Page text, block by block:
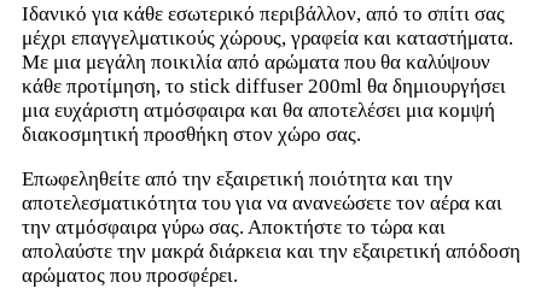
Ιδανικό για κάθε εσωτερικό περιβάλλον, από το σπίτι σας
μέχρι επαγγελματικούς χώρους, γραφεία και καταστήματα.
Με μια μεγάλη ποικιλία από αρώματα που θα καλύψουν
κάθε προτίμηση, το stick diffuser 200ml θα δημιουργήσει
μια ευχάριστη ατμόσφαιρα και θα αποτελέσει μια κομψή
διακοσμητική προσθήκη στον χώρο σας.
Επωφεληθείτε από την εξαιρετική ποιότητα και την
αποτελεσματικότητα του για να ανανεώσετε τον αέρα και
την ατμόσφαιρα γύρω σας. Αποκτήστε το τώρα και
απολαύστε την μακρά διάρκεια και την εξαιρετική απόδοση
αρώματος που προσφέρει.